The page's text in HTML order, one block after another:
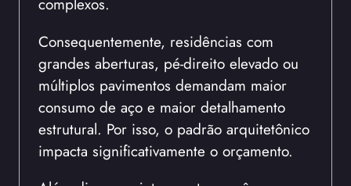
Consequentemente, residências com
grandes aberturas, pé-direito elevado ou
múltiplos pavimentos demandam maior
consumo de aço e maior detalhamento
estrutural. Por isso, o padrão arquitetônico
impacta significativamente o orçamento.